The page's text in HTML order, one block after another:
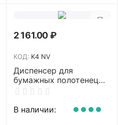
2 161.00₽
КОД: K4 NV
Диспенсер для
бумажных полотенец
NV белый K4 NV
В наличии: